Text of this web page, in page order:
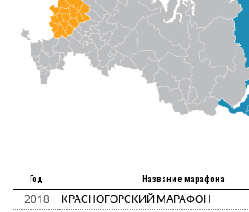
Год Название марафона
2018 КРАСНОГОРСКИЙ МАРАФОН